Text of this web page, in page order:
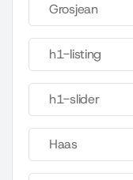
Grosjean
h1-listing
h1-slider
Haas